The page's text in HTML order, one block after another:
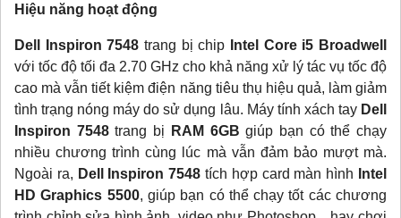
Hiệu năng hoạt động
Dell Inspiron 7548 trang bị chip
Intel Core i5 Broadwell
với tốc độ tối đa 2.70 GHz cho khả năng xử lý tác vụ tốc độ
cao mà vẫn tiết kiệm điện năng tiêu thụ hiệu quả, làm giảm
tình trạng nóng máy do sử dụng lâu. Máy tính xách tay Dell
Inspiron 7548trang bị RAM 6GB giúp bạn có thể chạy
nhiều chương trình cùng lúc mà vẫn đảm bảo mượt mà.
Ngoài ra, Dell Inspiron 7548 tích hợp card màn hình Intel
HD Graphics 5500, giúp bạn có thể chạy tốt các chương